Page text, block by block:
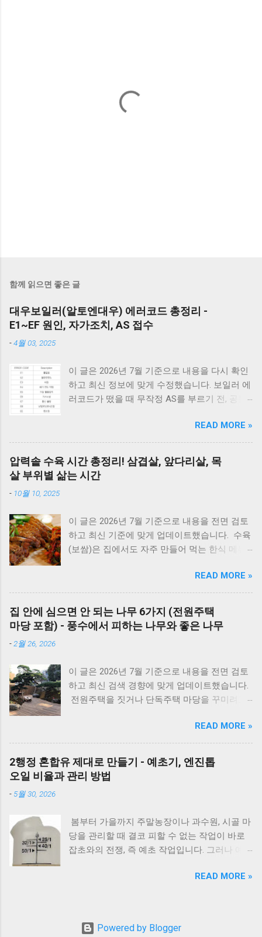
함께 읽으면 좋은 글
대우보일러(알토엔대우) 에러코드 총정리 -
E1~EF 원인, 자가조치, AS 접수
-4월 03, 2025
이 글은 2026년 7월 기준으로 내용을 다시 확인
하고 최신 정보에 맞게 수정했습니다. 보일러 에
러코드가 떴을 때 무작정 AS를 부르기 전, 공통
밸브가 열려 있는지, 2) 전원 플러그를 뽑았다가
5분 뒤 다시 꽂아보았는지(리셋), 3) 실내 온도
조절기의 설정이 올바른지 확인해보세요. 상세
코드는 아래에서 확인할 수 있습니다. E1부터 EF
까지 모든 대우보일러(알토엔대우) 에러코드의
드 E1~EF 원인과 해결법 (AS 전 자가점검, 수리
비) 🚨 잠깐! AS 부르기 전 이것만은 확인하세
요! 에러코드 E1 - 단수나 동파를 확인하세요.
드 E2 - 가스 밸브가 잠겨있지 않나요? 가스레인
지를 켜서 가스가 공급되는지 먼저 확인하세요.
리셋의 마법 - 코드를 뽑고 5분 뒤 다시 꽂는 것
만으로도 단순 센서 오류의 70%는 해결됩니다.
방법 E1 원인 : 물 부족, 단수, 동파 확인 : 급수밸
브·단수 여부 확인 조치 : 물 보충 후 리셋 ※ 반
복되면 AS 점검 E2 원인 : 불완전 연소, 가스 공
조치 : 가스 확인 후 리셋 E3 원인 : 과열(비등) 확
인 : 배기구 이물질 확인 조치 : 막힌 부분 제거
E5 원인 : 이상 불꽃 감지 조치 : 전원 리셋 ※ 계
인 : 통신 불량...
READ MORE »
압력솥 수육 시간 총정리! 삼겹살, 앞다리살, 목
살 부위별 삶는 시간
- 10월 10, 2025
이 글은 2026년 7월 기준으로 내용을 전면 검토
하고 최신 기준에 맞게 업데이트했습니다. 수육
(보쌈)은 집에서도 자주 만들어 먹는 한식 메뉴
때문에 선뜻 도전하지 못하는 분들도 많습니다.
그런데 압력솥 을 사용하면 삶는 시간을 줄이면
서도 고기를 부드럽고 촉촉하게 익힐 수 있습니
다. 압력솥 수육 시간은 돼지고기 부위에 따라
달라집니다. 압력솥의 '추'가가 흔들린 뒤 삼겹살
솥을 사용하면 일반 냄비보다 조리 시간이 훨씬
짧아지면서도 촉촉한 수육과 보쌈을 만들 수 있
습니다. 하지만 부위와 두께에 따라 시간을 조금
는 시간은 물론 압력솥 보쌈 시간, 압력밥솥 수
육, 전기압력밥솥 수육 조리시간, 물의 양과 자
연 김빼기 시간까지 정리해 보았습니다. 바로 아
래 표만 확인해도 내 고기에 맞는 시간을 바로
로 수육을 만드는 가장 큰 이유는 조리 시간이
크게 줄어들면서도 고기의 육즙을 그대로 살릴
수 있기 때문 입니다. 일반 냄비는 1시간 이상 푹
이 높아져 고기 속까지 빠르게 열이 전달됩니다.
상을 준비할 때는 압력솥 하나만으로 시간을 절
READ MORE »
집 안에 심으면 안 되는 나무 6가지 (전원주택
마당 포함) - 풍수에서 피하는 나무와 좋은 나무
-2월 26, 2026
이 글은 2026년 7월 기준으로 내용을 전면 검토
하고 최신 검색 경향에 맞게 업데이트했습니다.
전원주택을 짓거나 단독주택 마당을 꾸미려고
다. 바로 ‘ 집 안에 심으면 안 되는 나무 ’ 입니다.
여기서 말하는 ‘집 안’은 실내 화분만을 뜻하는
게 아니라, 담장 안 마당과 집터 전체를 두고 하
는 말입니다. 요즘은 보기 좋은 조경수만 고르기
보다는, 풍수 인테리어라든지 집터의 기운, 재물
위기와 흐름에 어떤 영향을 줄지 한 번 더 고민
하게 됩니다. 인터넷에는 여러 이야기가 있지만,
대부분은 풍수와 민간 신앙에서 전해 내려온 내
다. 이 글에서는 전통적인 의미와 실제 조경 관
려온 나무 , 2. 사과나무, 복숭아나무 같은 과실
READ MORE »
2행정 혼합유 제대로 만들기 - 예초기, 엔진톱
오일 비율과 관리 방법
- 5월 30, 2026
봄부터 가을까지 주말농장이나 과수원, 시골 마
당을 관리할 때 결코 피할 수 없는 작업이 바로
잡초와의 전쟁, 즉 예초 작업입니다. 그러나 예
접하는 귀농, 귀촌인들이 작업 준비 시 가장 먼
야 하나요?” “50:1 오일이면 아무 장비나 가능한
가요?” “빨간 오일은 50대1이라던데 맞나요?”
READ MORE »
Powered by Blogger